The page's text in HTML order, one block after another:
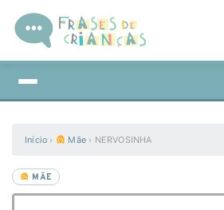
Início › Mãe › NERVOSINHA
MÃE